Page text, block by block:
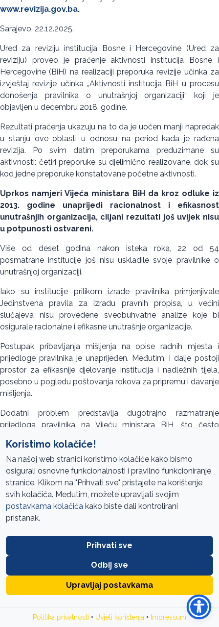
www.revizija.gov.ba.
Sarajevo, 22.12.2025.
Ured za reviziju institucija Bosne i Hercegovine (Ured za
reviziju) proveo je praćenje aktivnosti institucija Bosne i
Hercegovine (BiH) na realizaciji preporuka revizije učinka za
izvještaj revizije učinka „Aktivnosti institucija BiH u procesu
donošenja pravilnika o unutrašnjoj organizaciji“ koji je
objavljen u decembru 2018. godine.
Rezultati praćenja ukazuju na to da je uočen manji napredak
u stanju ove oblasti u odnosu na period kada je rađena
revizija. Po svim datim preporukama preduzimane su
aktivnosti: četiri preporuke su djelimično realizovane, dok su
kod jedne preporuke konstatovane početne aktivnosti.
Uprkos namjeri Vijeća ministara BiH da kroz odluke iz
2013. godine unaprijedi racionalnost i efikasnost
unutrašnjih organizacija, ciljani rezultati još uvijek nisu
u potpunosti ostvareni.
Više od deset godina nakon isteka roka, 22 od 54
posmatrane institucije još nisu uskladile svoje pravilnike o
unutrašnjoj organizaciji.
Iako su institucije prilikom izrade pravilnika primjenjivale
Jedinstvena pravila za izradu pravnih propisa, u većini
slučajeva nisu provedene sveobuhvatne analize koje bi
osigurale racionalne i efikasne unutrašnje organizacije.
Postupak pribavljanja mišljenja na opise radnih mjesta i
prijedloge pravilnika je unaprijeđen. Međutim, i dalje postoji
prostor za efikasnije djelovanje institucija i nadležnih tijela,
posebno u pogledu poštovanja rokova za pripremu i davanje
mišljenja.
Dodatni problem predstavlja dugotrajno razmatranje
prijedloga pravilnika na Vijeću ministara BiH, što često
povlačenja materijala radi dodatnih izmjena.
Iako je ostvaren određeni napredak, u ovoj oblasti i
dalje postoji značajan prostor za unapređenje kako bi
se osigurale racionalne i efikasne unutrašnje
organizacije institucija.
Osnovni cilj ovog izvještaja je da se mjerodavnim
institucijama i javnosti prezentuju aktivnosti odgovornih
institucija na realizaciji preporuka revizije učinka koje su date
s ciljem da se unaprijede područja koja su bila predmetom
revizije i sačuvaju budžetska sredstva.
Detaljnije informacije o rezultatima provedenog praćenja
dostupne su u izvještaju objavljenom na web-stranici Ureda
www.revizija.gov.ba
Koristimo kolačiće!
Na našoj web stranici koristimo kolačiće kako bismo
osigurali osnovne funkcionalnosti i pravilno funkcioniranje
stranice. Klikom na "Prihvati sve" pristajete na korištenje
svih kolačića. Međutim, možete upravljati svojim
postavkama kolačića kako biste dali kontrolirani
pristanak.
Prihvati sve
Odbij sve
Upravljaj postavkama
Politika privatnosti • Uvjeti korištenja • Impressum